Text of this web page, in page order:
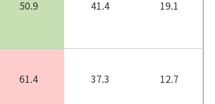
50.9 41.4 19.1
61.4 37.3 12.7